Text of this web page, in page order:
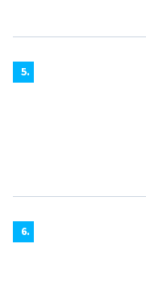
5.
6.